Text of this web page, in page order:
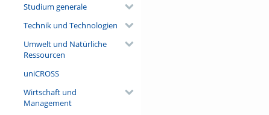
Studium generale
Technik und Technologien
Umwelt und Natürliche
Ressourcen
uniCROSS
Wirtschaft und
Management